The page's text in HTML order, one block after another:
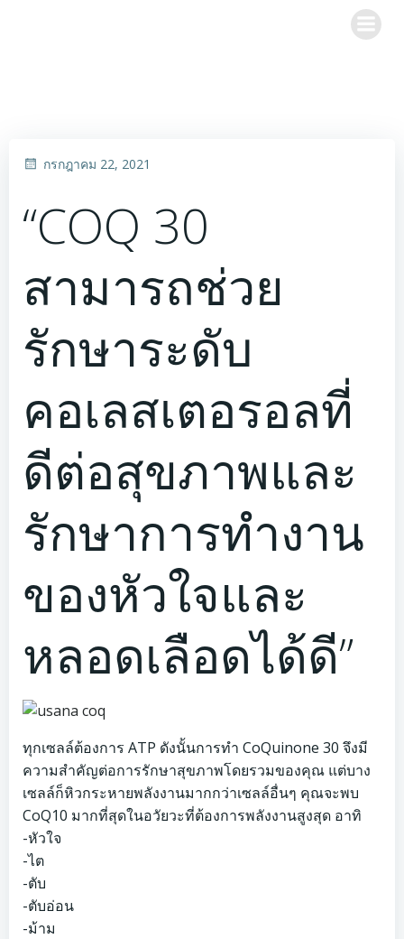
กรกฎาคม 22, 2021
“COQ 30
สามารถช่วย
รักษาระดับ
คอเลสเตอรอลที่
ดีต่อสุขภาพและ
รักษาการทำงาน
ของหัวใจและ
หลอดเลือดได้ดี”
ทุกเซลล์ต้องการ ATP ดังนั้นการทำ CoQuinone 30 จึงมี
ความสำคัญต่อการรักษาสุขภาพโดยรวมของคุณ แต่บาง
เซลล์ก็หิวกระหายพลังงานมากกว่าเซลล์อื่นๆ คุณจะพบ
CoQ10 มากที่สุดในอวัยวะที่ต้องการพลังงานสูงสุด อาทิ
-หัวใจ
-ไต
-ตับ
-ตับอ่อน
-ม้าม